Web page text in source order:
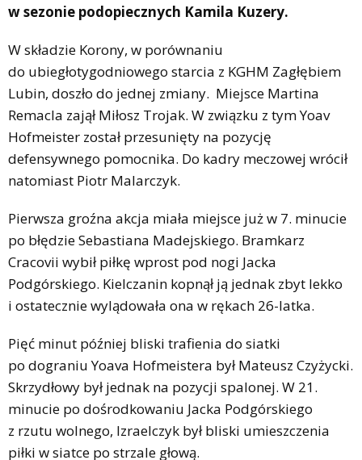
w sezonie podopiecznych Kamila Kuzery.
W składzie Korony, w porównaniu
do ubiegłotygodniowego starcia z KGHM Zagłębiem
Lubin, doszło do jednej zmiany. Miejsce Martina
Remacla zajął Miłosz Trojak. W związku z tym Yoav
Hofmeister został przesunięty na pozycję
defensywnego pomocnika. Do kadry meczowej wrócił
natomiast Piotr Malarczyk.
Pierwsza groźna akcja miała miejsce już w 7. minucie
po błędzie Sebastiana Madejskiego. Bramkarz
Cracovii wybił piłkę wprost pod nogi Jacka
Podgórskiego. Kielczanin kopnął ją jednak zbyt lekko
i ostatecznie wylądowała ona w rękach 26-latka.
Pięć minut później bliski trafienia do siatki
po dograniu Yoava Hofmeistera był Mateusz Czyżycki.
Skrzydłowy był jednak na pozycji spalonej. W 21.
minucie po dośrodkowaniu Jacka Podgórskiego
z rzutu wolnego, Izraelczyk był bliski umieszczenia
piłki w siatce po strzale głową.